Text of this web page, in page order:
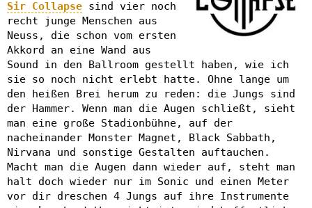
Sir Collapse sind vier noch
recht junge Menschen aus
Neuss, die schon vom ersten
Akkord an eine Wand aus
Sound in den Ballroom gestellt haben, wie ich
sie so noch nicht erlebt hatte. Ohne lange um
den heißen Brei herum zu reden: die Jungs sind
der Hammer. Wenn man die Augen schließt, sieht
man eine große Stadionbühne, auf der
nacheinander Monster Magnet, Black Sabbath,
Nirvana und sonstige Gestalten auftauchen.
Macht man die Augen dann wieder auf, steht man
halt doch wieder nur im Sonic und einen Meter
vor dir dreschen 4 Jungs auf ihre Instrumente